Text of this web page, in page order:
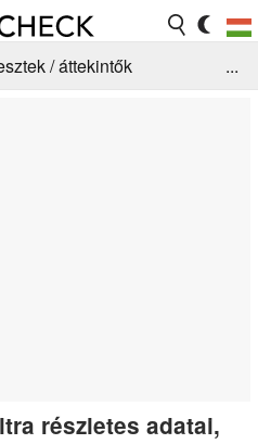
/ áttekintők
...
részletes adatai,